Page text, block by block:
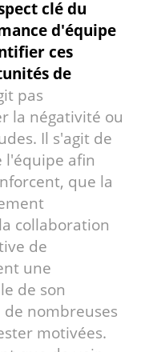
clé du
d'équipe
ces
de
pas
la négativité ou
Il s'agit de
l'équipe afin
que la
collaboration
de
une
de son
nombreuses
motivées.